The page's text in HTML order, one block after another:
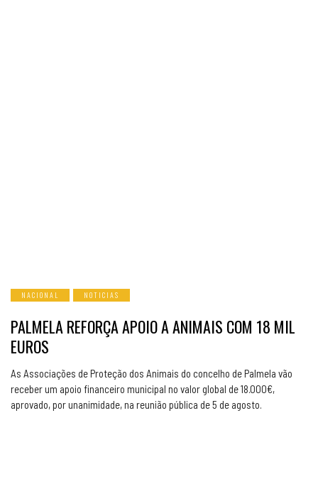
NACIONAL NOTICIAS
PALMELA REFORÇA APOIO A ANIMAIS COM 18 MIL
EUROS
As Associações de Proteção dos Animais do concelho de Palmela vão
receber um apoio financeiro municipal no valor global de 18.000€,
aprovado, por unanimidade, na reunião pública de 5 de agosto.